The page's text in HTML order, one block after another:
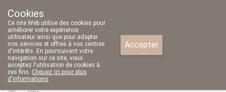
Aujourd'hui
Cookies
Ce site Web utilise des cookies pour
améliorer votre expérience
utilisateur ainsi que pour adapter
nos services et offres à vos centres
d'intérêts. En poursuivant votre
navigation sur ce site, vous
acceptez l'utilisation de cookies à
ces fins. Cliquez ici pour plus
d'informations.
Accepter